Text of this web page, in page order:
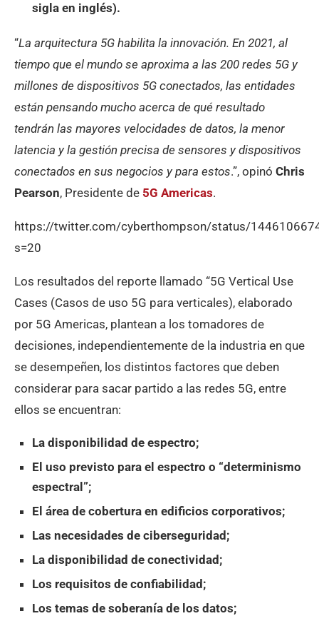
sigla en inglés).
“La arquitectura 5G habilita la innovación. En 2021, al
tiempo que el mundo se aproxima a las 200 redes 5G y
millones de dispositivos 5G conectados, las entidades
están pensando mucho acerca de qué resultado
tendrán las mayores velocidades de datos, la menor
latencia y la gestión precisa de sensores y dispositivos
conectados en sus negocios y para estos.”, opinó Chris
Pearson, Presidente de 5G Americas.
https://twitter.com/cyberthompson/status/
s=20
Los resultados del reporte llamado “5G Vertical Use
Cases (Casos de uso 5G para verticales), elaborado
por 5G Americas, plantean a los tomadores de
decisiones, independientemente de la industria en que
se desempeñen, los distintos factores que deben
considerar para sacar partido a las redes 5G, entre
ellos se encuentran:
La disponibilidad de espectro;
El uso previsto para el espectro o “determinismo
espectral”;
El área de cobertura en edificios corporativos;
Las necesidades de ciberseguridad;
La disponibilidad de conectividad;
Los requisitos de confiabilidad;
Los temas de soberanía de los datos;